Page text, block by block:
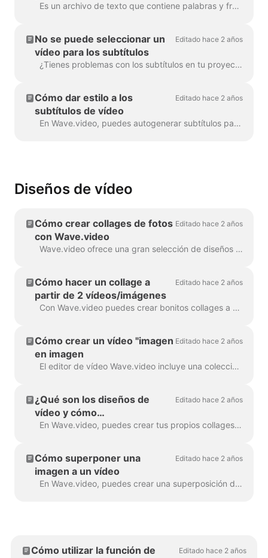
Es un archivo de texto que contiene palabras y frases dichas en el vídeo. Estos archivos se pueden utilizar junto con los archivos de vídeo, o reproductores de vídeo en l...
No se puede seleccionar un
vídeo para los subtítulos
Editado hace 2 años
¿Tienes problemas con los subtítulos en tu proyecto? ¡Vamos a solucionarlo! Lo primero es lo primero, vamos a asegurarnos de que tu vídeo ...
Cómo dar estilo a los
subtítulos de vídeo
Editado hace 2 años
En Wave.video, puedes autogenerar subtítulos para tus vídeos o subir archivos .srt o .vtt. Una vez que añadas los subtítulos al vídeo, puedes...
Diseños de vídeo
Cómo crear collages de fotos
con Wave.video
Editado hace 2 años
Wave.video ofrece una gran selección de diseños (una colección de marcos, máscaras y cuadrículas) que te permiten combinar varios elementos visuales en una sola escena...
Cómo hacer un collage a
partir de 2 vídeos/imágenes
Editado hace 2 años
Con Wave.video puedes crear bonitos collages a partir de vídeos e imágenes utilizando Layouts. Los diseños son una colección de varias cuadrículas y máscaras que...
Cómo crear un vídeo "imagen
en imagen
Editado hace 2 años
El editor de vídeo Wave.video incluye una colección de diseños que te permiten combinar varios clips de vídeo o imágenes. Si quieres crear un vídeo "picture-in-pict...
¿Qué son los diseños de
vídeo y cómo
personalizarlos?
Editado hace 2 años
En Wave.video, puedes crear tus propios collages de vídeo utilizando una práctica función: los diseños de vídeo. Un diseño de vídeo es una forma de mostrar tus elem...
Cómo superponer una
imagen a un vídeo
Editado hace 2 años
En Wave.video, puedes crear una superposición de vídeo. A continuación te explicamos cómo hacerlo. Una superposición de vídeo es una imagen o vídeo que puedes añadir a tu vídeo (o mejor aún...
Cómo utilizar la función de
Editado hace 2 años